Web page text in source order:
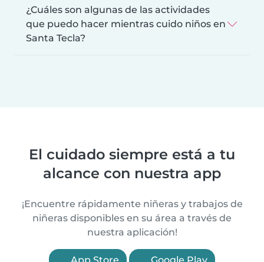
¿Cuáles son algunas de las actividades
que puedo hacer mientras cuido niños en
Santa Tecla?
El cuidado siempre está a tu
alcance con nuestra app
¡Encuentre rápidamente niñeras y trabajos de
niñeras disponibles en su área a través de
nuestra aplicación!